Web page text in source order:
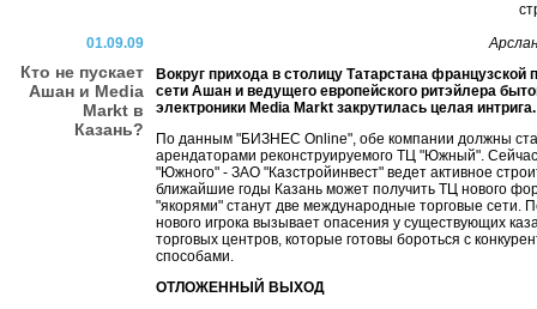
01.09.09
Кто не пускает
Ашан и Media
Markt в
Казань?
Вокруг прихода в столицу Татарстана французской
сети Ашан и ведущего европейского ритэйлера
электроники Media Markt закрутилась целая интрига.
По данным "БИЗНЕС Online", обе компании должны
арендаторами реконструируемого ТЦ "Южный". Сейчас
"Южного" - ЗАО "Казстройинвест" ведет активное
ближайшие годы Казань может получить ТЦ нового
"якорями" станут две международные торговые сети.
нового игрока вызывает опасения у существующих
торговых центров, которые готовы бороться с
способами.
ОТЛОЖЕННЫЙ ВЫХОД